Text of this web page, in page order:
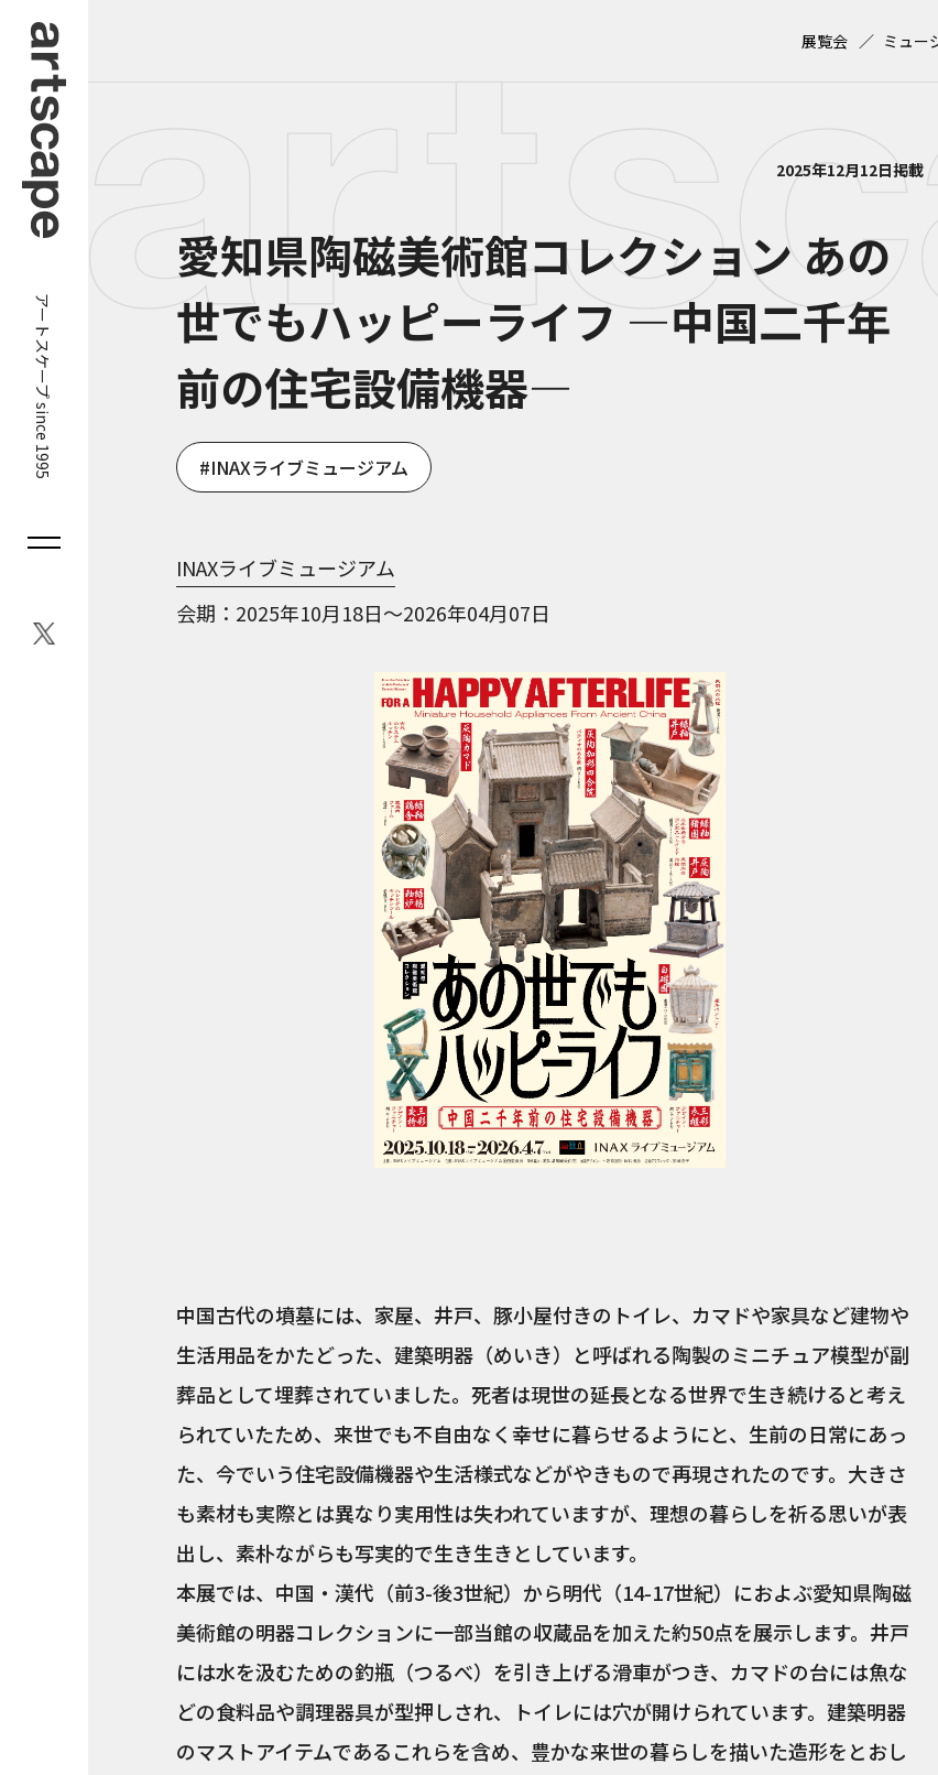
アートスケープ since 1995
展覧会 ミュー
2025年12月12日掲載
愛知県陶磁美術館コレクション あの
世でもハッピーライフ ―中国二千年
前の住宅設備機器―
INAXライブミュージアム
INAXライブミュージアム
会期
2025年10月18日～2026年04月07日
中国古代の墳墓には、家屋、井戸、豚小屋付きのトイレ、カマドや家具など建物や
生活用品をかたどった、建築明器（めいき）と呼ばれる陶製のミニチュア模型が副
葬品として埋葬されていました。死者は現世の延長となる世界で生き続けると考え
られていたため、来世でも不自由なく幸せに暮らせるようにと、生前の日常にあっ
た、今でいう住宅設備機器や生活様式などがやきもので再現されたのです。大きさ
も素材も実際とは異なり実用性は失われていますが、理想の暮らしを祈る思いが表
出し、素朴ながらも写実的で生き生きとしています。
本展では、中国・漢代（前3-後3世紀）から明代（14-17世紀）におよぶ愛知県陶磁
美術館の明器コレクションに一部当館の収蔵品を加えた約50点を展示します。井戸
には水を汲むための釣瓶（つるべ）を引き上げる滑車がつき、カマドの台には魚な
どの食料品や調理器具が型押しされ、トイレには穴が開けられています。建築明器
のマストアイテムであるこれらを含め、豊かな来世の暮らしを描いた造形をとおし